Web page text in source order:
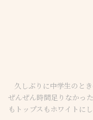
久しぶりに中学生のと
ぜんぜん時間足りなかっ
もトップスもホワイトに